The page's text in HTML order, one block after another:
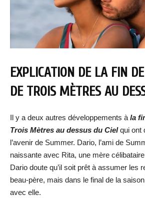
EXPLICATION DE LA FIN
DE TROIS MÈTRES AU
Il y a deux autres développements à la
Trois Mètres au dessus du Cielqui ont
l’avenir de Summer. Dario, l’ami de
naissante avec Rita, une mère
Dario doute qu’il soit prêt à assumer les
beau-père, mais dans le final de la
avec elle.